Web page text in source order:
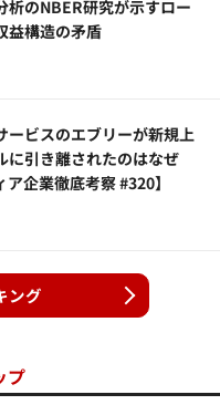
析のNBER研究が示すロー
益構造の矛盾
ービスのエブリーが新規上
に引き離されたのはなぜ
企業徹底考察 #320】
ング
プ